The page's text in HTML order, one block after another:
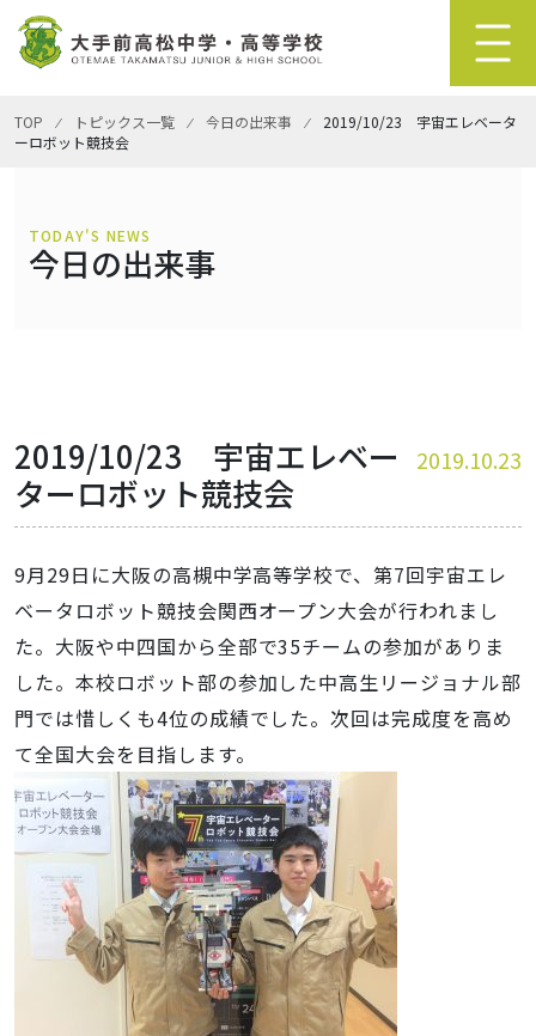
TOP ⁄ トピックス一覧 ⁄ 今日の出来事 ⁄ 2019/10/23 宇宙エレベータ
ーロボット競技会
TODAY'S NEWS
今日の出来事
2019/10/23 宇宙エレベー
ターロボット競技会
2019.10.23
9月29日に大阪の高槻中学高等学校で、第7回宇宙エレ
ベータロボット競技会関西オープン大会が行われまし
た。大阪や中四国から全部で35チームの参加がありま
した。本校ロボット部の参加した中高生リージョナル部
門では惜しくも4位の成績でした。次回は完成度を高め
て全国大会を目指します。